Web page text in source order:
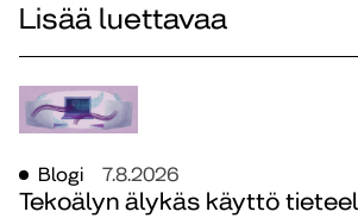
Lisää luettavaa
Blogi 7.8.2026
Tekoälyn älykäs käyttö